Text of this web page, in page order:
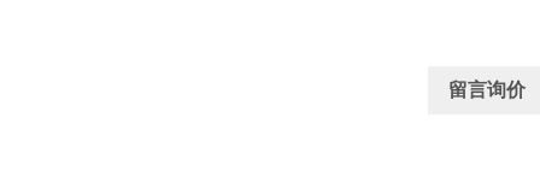
留言询价